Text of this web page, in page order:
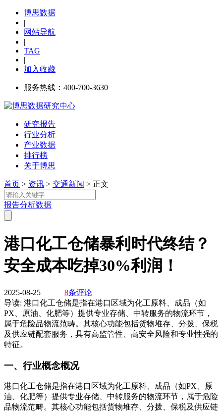
博思数据
|
网站导航
|
TAG
|
加入收藏
服务热线：400-700-3630
研究报告
行业分析
产业数据
排行榜
关于博思
首页 > 资讯 > 交通新闻 > 正文
报告分析数据
港口化工仓储暴利时代终结？
安全成本吃掉30%利润！
2025-08-25 8条评论
导读: 港口化工仓储是指在港口区域为化工原料、成品（如
PX、原油、化肥等）提供专业存储、中转服务的物流环节，
属于危险品物流范畴。其核心功能包括货物堆存、分拨、保税
及供应链配套服务，具有高监管性、高安全风险和专业性强的
特征。
一、行业概念概况
港口化工仓储是指在港口区域为化工原料、成品（如PX、原
油、化肥等）提供专业存储、中转服务的物流环节，属于危险
品物流范畴。其核心功能包括货物堆存、分拨、保税及供应链